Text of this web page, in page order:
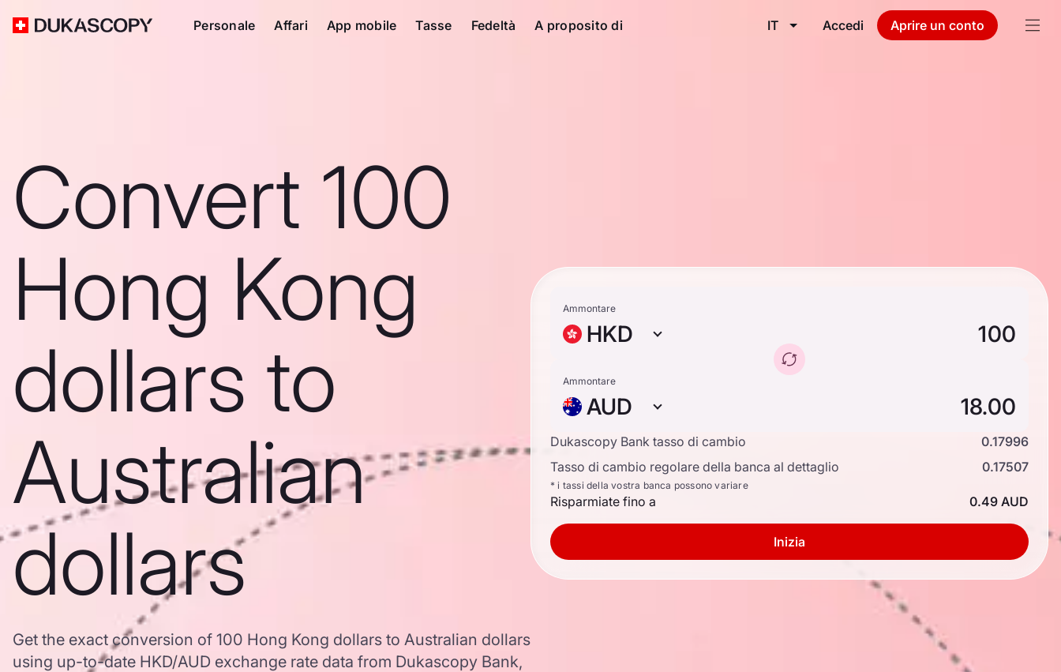
Personale Affari App mobile Tasse Fedeltà A proposito di IT Accedi Aprire un conto
Convert 100
Hong Kong
dollars to
Australian
dollars
Get the exact conversion of 100 Hong Kong dollars to Australian dollars
using up-to-date HKD/AUD exchange rate data from Dukascopy Bank,
Ammontare
HKD
Ammontare
AUD
Dukascopy Bank tasso di cambio
0.17996
Tasso di cambio regolare della banca al dettaglio
0.17507
* i tassi della vostra banca possono variare
Risparmiate fino a 0.49 AUD
Inizia